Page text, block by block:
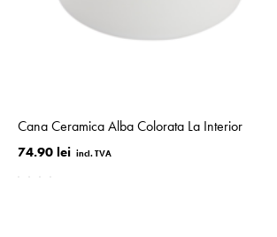
Cana Ceramica Alba Colorata La Interior
74.90 lei